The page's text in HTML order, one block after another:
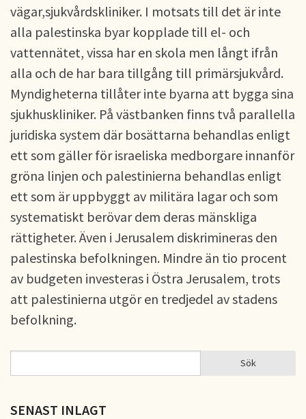
vägar,sjukvårdskliniker. I motsats till det är inte
alla palestinska byar kopplade till el- och
vattennätet, vissa har en skola men långt ifrån
alla och de har bara tillgång till primärsjukvård.
Myndigheterna tillåter inte byarna att bygga sina
sjukhuskliniker. På västbanken finns två parallella
juridiska system där bosättarna behandlas enligt
ett som gäller för israeliska medborgare innanför
gröna linjen och palestinierna behandlas enligt
ett som är uppbyggt av militära lagar och som
systematiskt berövar dem deras mänskliga
rättigheter. Även i Jerusalem diskrimineras den
palestinska befolkningen. Mindre än tio procent
av budgeten investeras i Östra Jerusalem, trots
att palestinierna utgör en tredjedel av stadens
befolkning.
SÖKFORMULÄR Sök
SENAST INLAGT